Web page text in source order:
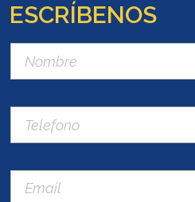
ESCRÍBENOS